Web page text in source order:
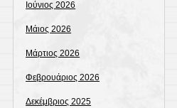
Ιούνιος 2026
Μάιος 2026
Μάρτιος 2026
Φεβρουάριος 2026
Δεκέμβριος 2025